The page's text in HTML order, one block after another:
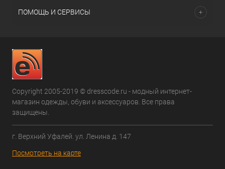
ПОМОЩЬ И СЕРВИСЫ
Copyright 2005-2019 © dresscode.ru - модный интернет-
магазин одежды, обуви и аксессуаров. Все права
защищены.
г. Верхний Уфалей. ул. Ленина д. 147
Посмотреть на карте